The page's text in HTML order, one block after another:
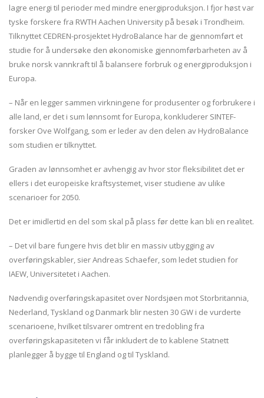
lagre energi til perioder med mindre energiproduksjon. I fjor høst var
tyske forskere fra RWTH Aachen University på besøk i Trondheim.
Tilknyttet CEDREN-prosjektet HydroBalance har de gjennomført et
studie for å undersøke den økonomiske gjennomførbarheten av å
bruke norsk vannkraft til å balansere forbruk og energiproduksjon i
Europa.
– Når en legger sammen virkningene for produsenter og forbrukere i
alle land, er det i sum lønnsomt for Europa, konkluderer SINTEF-
forsker Ove Wolfgang, som er leder av den delen av HydroBalance
som studien er tilknyttet.
Graden av lønnsomhet er avhengig av hvor stor fleksibilitet det er
ellers i det europeiske kraftsystemet, viser studiene av ulike
scenarioer for 2050.
Det er imidlertid en del som skal på plass før dette kan bli en realitet.
– Det vil bare fungere hvis det blir en massiv utbygging av
overføringskabler, sier Andreas Schaefer, som ledet studien for
IAEW, Universitetet i Aachen.
Nødvendig overføringskapasitet over Nordsjøen mot Storbritannia,
Nederland, Tyskland og Danmark blir nesten 30 GW i de vurderte
scenarioene, hvilket tilsvarer omtrent en tredobling fra
overføringskapasiteten vi får inkludert de to kablene Statnett
planlegger å bygge til England og til Tyskland.